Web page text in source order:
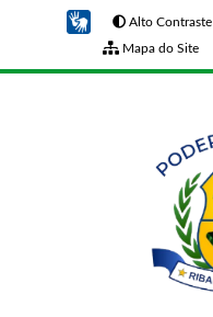
Alto Contraste
Mapa do Site